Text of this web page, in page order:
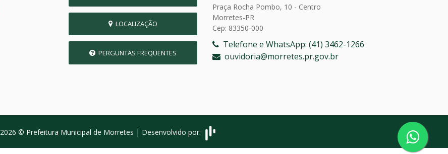
LOCALIZAÇÃO
PERGUNTAS FREQUENTES
Praça Rocha Pombo, 10 - Centro
Morretes-PR
Cep: 83350-000
Telefone e WhatsApp: (41) 3462-1266
ouvidoria@morretes.pr.gov.br
2026 © Prefeitura Municipal de Morretes | Desenvolvido por: